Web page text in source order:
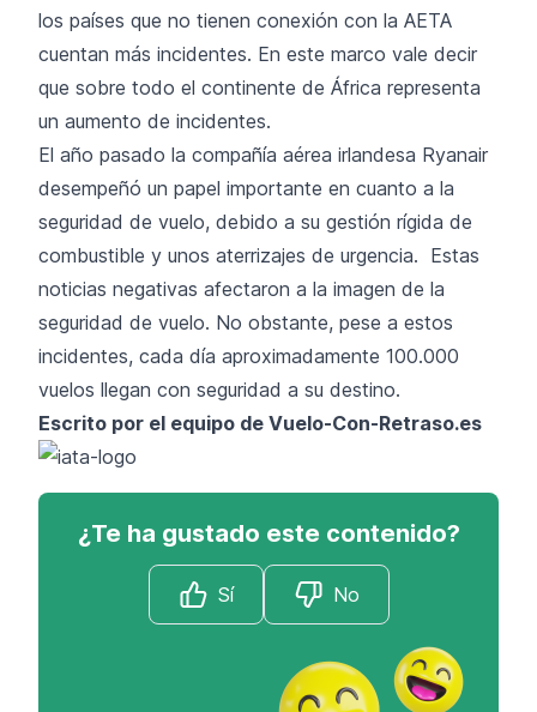
los países que no tienen conexión con la AETA
cuentan más incidentes. En este marco vale decir
que sobre todo el continente de África representa
un aumento de incidentes.
El año pasado la compañía aérea irlandesa Ryanair
desempeñó un papel importante en cuanto a la
seguridad de vuelo, debido a su gestión rígida de
combustible y unos aterrizajes de urgencia. Estas
noticias negativas afectaron a la imagen de la
seguridad de vuelo. No obstante, pese a estos
incidentes, cada día aproximadamente 100.000
vuelos llegan con seguridad a su destino.
Escrito por el equipo de Vuelo-Con-Retraso.es
¿Te ha gustado este contenido?
Sí No